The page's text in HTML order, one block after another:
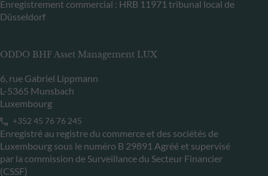
Enregistrement commercial : HRB 11971 tribunal local de
Düsseldorf
ODDO BHF Asset Management LUX
6, rue Gabriel Lippmann
L-5365 Munsbach
Luxembourg
+352 45 76 76 245
Enregistré au registre du commerce et des sociétés de
Luxembourg sous le numéro B 29891 Agréé et supervisé
par la commission de Surveillance du Secteur Financier
(CSSF)